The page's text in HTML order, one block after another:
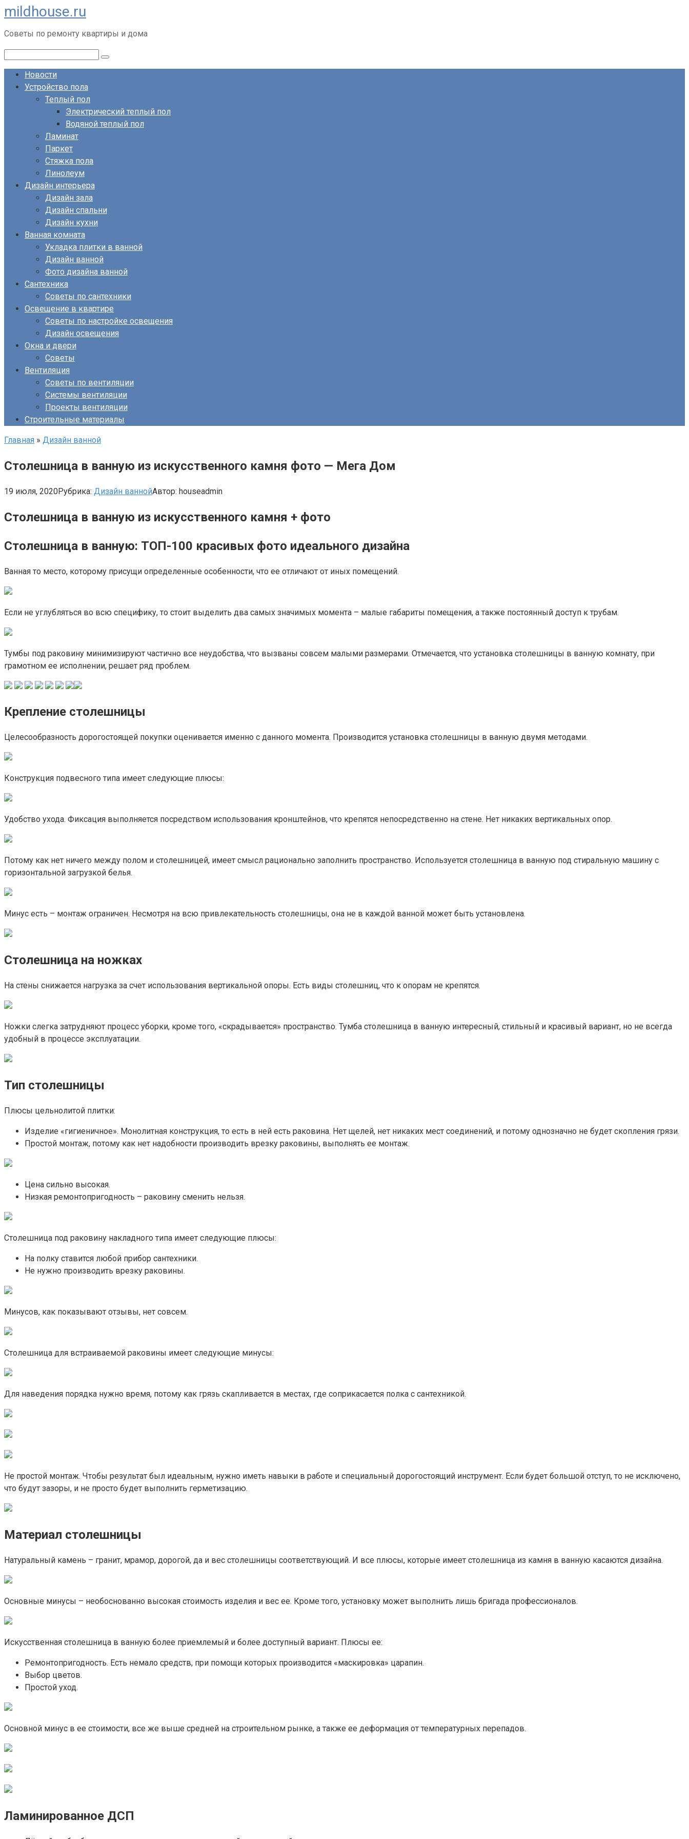
Перейти
к
контенту
mildhouse.ru
Советы по ремонту квартиры и дома
Новости
Устройство пола
Теплый пол
Электрический теплый пол
Водяной теплый пол
Ламинат
Паркет
Стяжка пола
Линолеум
Дизайн интерьера
Дизайн зала
Дизайн спальни
Дизайн кухни
Ванная комната
Укладка плитки в ванной
Дизайн ванной
Фото дизайна ванной
Сантехника
Советы по сантехники
Освещение в квартире
Советы по настройке освещения
Дизайн освещения
Окна и двери
Советы
Вентиляция
Советы по вентиляции
Системы вентиляции
Проекты вентиляции
Строительные материалы
Главная » Дизайн ванной
Столешница в ванную из искусственного камня фото — Мега Дом
19 июля, 2020Рубрика: Дизайн ваннойАвтор: houseadmin
Столешница в ванную из искусственного камня + фото
Столешница в ванную: ТОП-100 красивых фото идеального дизайна
Ванная то место, которому присущи определенные особенности, что ее отличают от иных помещений.
Если не углубляться во всю специфику, то стоит выделить два самых значимых момента – малые габариты помещения, а также постоянный доступ к трубам.
Тумбы под раковину минимизируют частично все неудобства, что вызваны совсем малыми размерами. Отмечается, что установка столешницы в ванную комнату, при
грамотном ее исполнении, решает ряд проблем.
Крепление столешницы
Целесообразность дорогостоящей покупки оценивается именно с данного момента. Производится установка столешницы в ванную двумя методами.
Конструкция подвесного типа имеет следующие плюсы:
Удобство ухода. Фиксация выполняется посредством использования кронштейнов, что крепятся непосредственно на стене. Нет никаких вертикальных опор.
Потому как нет ничего между полом и столешницей, имеет смысл рационально заполнить пространство. Используется столешница в ванную под стиральную машину с
горизонтальной загрузкой белья.
Минус есть – монтаж ограничен. Несмотря на всю привлекательность столешницы, она не в каждой ванной может быть установлена.
Столешница на ножках
На стены снижается нагрузка за счет использования вертикальной опоры. Есть виды столешниц, что к опорам не крепятся.
Ножки слегка затрудняют процесс уборки, кроме того, «скрадывается» пространство. Тумба столешница в ванную интересный, стильный и красивый вариант, но не всегда
удобный в процессе эксплуатации.
Тип столешницы
Плюсы цельнолитой плитки:
Изделие «гигиеничное». Монолитная конструкция, то есть в ней есть раковина. Нет щелей, нет никаких мест соединений, и потому однозначно не будет скопления грязи.
Простой монтаж, потому как нет надобности производить врезку раковины, выполнять ее монтаж.
Цена сильно высокая.
Низкая ремонтопригодность – раковину сменить нельзя.
Столешница под раковину накладного типа имеет следующие плюсы:
На полку ставится любой прибор сантехники.
Не нужно производить врезку раковины.
Минусов, как показывают отзывы, нет совсем.
Столешница для встраиваемой раковины имеет следующие минусы:
Для наведения порядка нужно время, потому как грязь скапливается в местах, где соприкасается полка с сантехникой.
Не простой монтаж. Чтобы результат был идеальным, нужно иметь навыки в работе и специальный дорогостоящий инструмент. Если будет большой отступ, то не исключено,
что будут зазоры, и не просто будет выполнить герметизацию.
Материал столешницы
Натуральный камень – гранит, мрамор, дорогой, да и вес столешницы соответствующий. И все плюсы, которые имеет столешница из камня в ванную касаются дизайна.
Основные минусы – необоснованно высокая стоимость изделия и вес ее. Кроме того, установку может выполнить лишь бригада профессионалов.
Искусственная столешница в ванную более приемлемый и более доступный вариант. Плюсы ее:
Ремонтопригодность. Есть немало средств, при помощи которых производится «маскировка» царапин.
Выбор цветов.
Простой уход.
Основной минус в ее стоимости, все же выше средней на строительном рынке, а также ее деформация от температурных перепадов.
Ламинированное ДСП